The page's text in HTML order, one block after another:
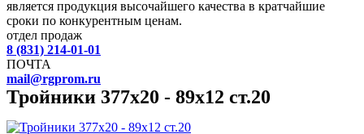
является продукция высочайшего качества в кратчайшие
сроки по конкурентным ценам.
отдел продаж
8 (831) 214-01-01
ПОЧТА
mail@rgprom.ru
Тройники 377х20 - 89х12 ст.20